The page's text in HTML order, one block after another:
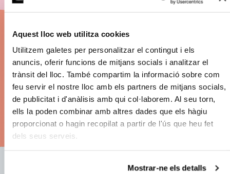
Aquest lloc web utilitza cookies
Utilitzem galetes per personalitzar el contingut i els
anuncis, oferir funcions de mitjans socials i analitzar el
trànsit del lloc. També compartim la informació sobre com
feu servir el nostre lloc amb els partners de mitjans socials,
de publicitat i d'anàlisis amb qui col·laborem. Al seu torn,
ells la poden combinar amb altres dades que els hàgiu
proporcionat o hagin recopilat a partir de l'ús que heu fet
dels seus serveis.
Mostrar-ne els detalls
Discount on ticket prices.
Big concerts. The best seats. Payment by
instalments.
See subscription options